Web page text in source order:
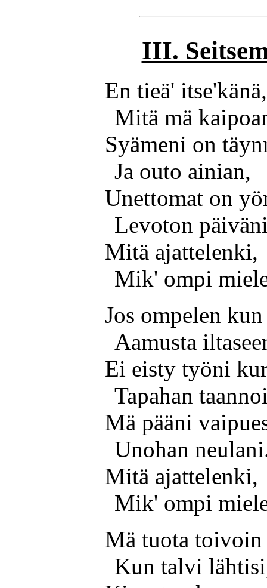
III.
En tieä' itse'känä,
Mitä mä
Syämeni on
Ja outo ainian,
Unettomat on
Levoton
Mitä ajattelenki,
Mik' ompi
Jos ompelen
Aamusta
Ei eisty työni
Tapahan
Mä pääni
Unohan
Mitä ajattelenki,
Mik' ompi
Mä tuota toivoin
Kun talvi